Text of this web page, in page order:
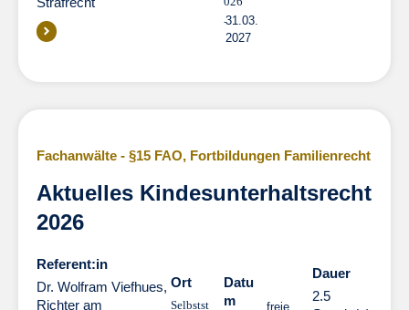
31.03.
2027
Fachanwälte - §15 FAO, Fortbildungen Familienrecht
Aktuelles Kindesunterhaltsrecht
2026
Referent:in
Dr. Wolfram Viefhues,
Richter am
Ort
Selbstst
Datu
m
freie
Dauer
2.5